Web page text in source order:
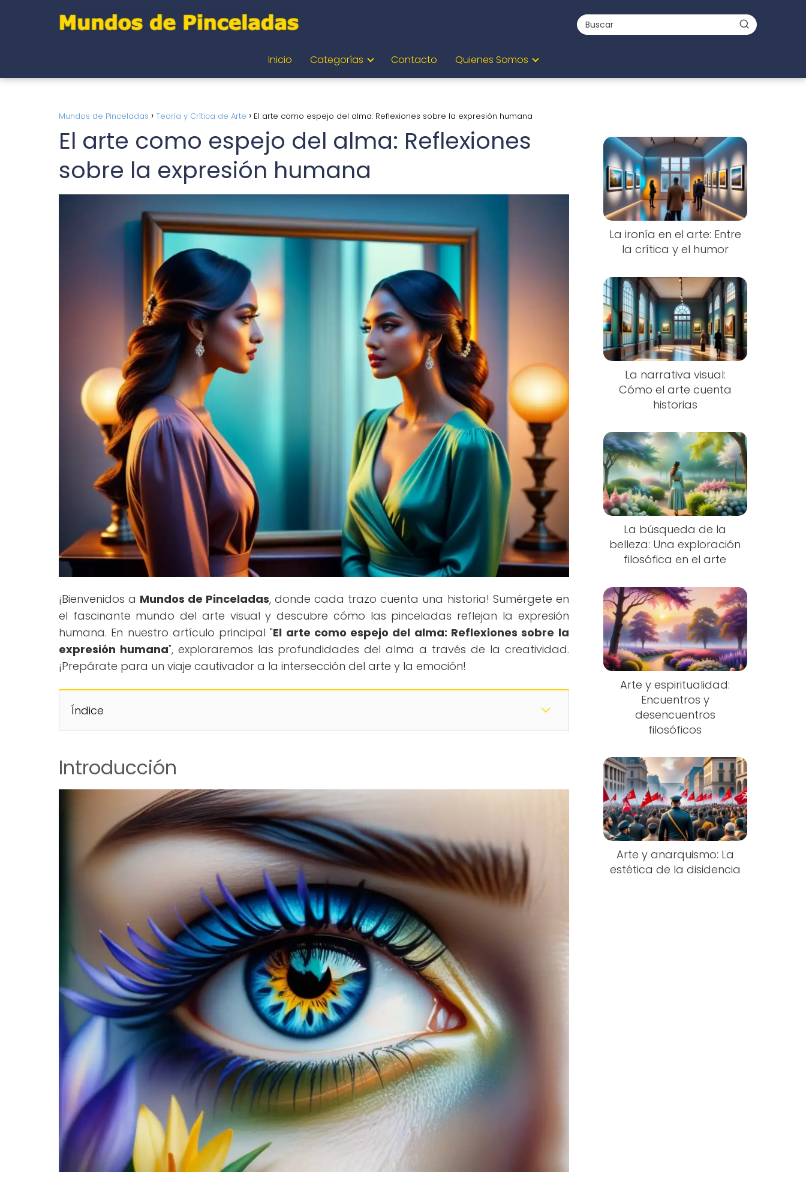
Inicio Categorías Contacto Quienes Somos
Mundos de Pinceladas Teoría y Crítica de Arte El arte como espejo del alma: Reflexiones sobre la expresión humana
El arte como espejo del alma: Reflexiones
sobre la expresión humana
¡Bienvenidos a Mundos de Pinceladas, donde cada trazo cuenta una historia! Sumérgete en
el fascinante mundo del arte visual y descubre cómo las pinceladas reflejan la expresión
humana. En nuestro artículo principal "El arte como espejo del alma: Reflexiones sobre la
expresión humana", exploraremos las profundidades del alma a través de la creatividad.
¡Prepárate para un viaje cautivador a la intersección del arte y la emoción!
Índice
Introducción
La ironía en el arte: Entre
la crítica y el humor
La narrativa visual:
Cómo el arte cuenta
historias
La búsqueda de la
belleza: Una exploración
filosófica en el arte
Arte y espiritualidad:
Encuentros y
desencuentros
filosóficos
Arte y anarquismo: La
estética de la disidencia